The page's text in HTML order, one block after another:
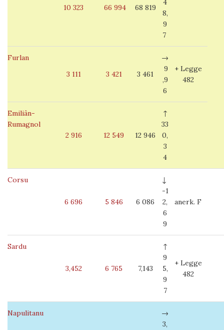
10 323 66 994 68 819
4
8,
9
7
Furlan
3 111
3 421 3 461
→
9
,9
6
+ Legge
482
Emiliân-
Rumagnol
2 916
12 549 12 946
↑
33
0,
3
4
Corsu
6 696 5 846 6 086
↓
-1
2,
6
9
anerk. F
Sardu
3,452 6 765 7,143
↑
9
5,
9
7
+ Legge
482
Napulitanu
→
3,